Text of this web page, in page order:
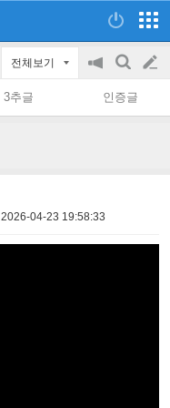
전체보기
공
on/off
검
색
글
쓰
3추글 인증글
2026-04-23 19:58:33